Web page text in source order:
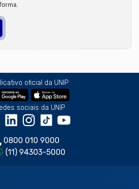
oficial da UNIP
sociais da UNIP
0800 010 9000
(11) 94303-5000